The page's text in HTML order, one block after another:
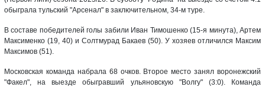
обыграла тульский "Арсенал" в заключительном, 34-м туре.
В составе победителей голы забили Иван Тимошенко (15-я минута), Артем
Максименко (19, 40) и Солтмурад Бакаев (50). У хозяев отличился Максим
Максимов (51).
Московская команда набрала 68 очков. Второе место занял воронежский
"Факел", на выезде обыгравший ульяновскую "Волгу" (3:0). Команда